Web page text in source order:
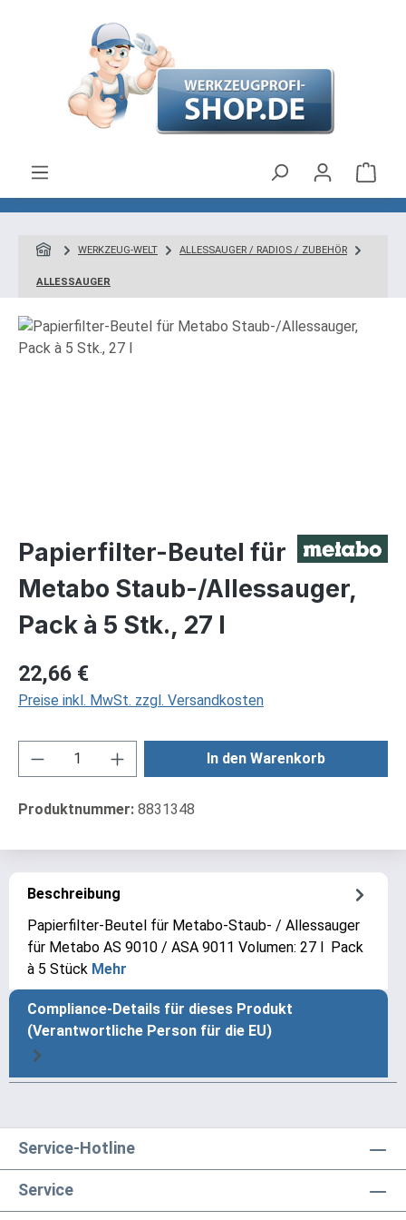
Zum Hauptinhalt springen
WERKZEUG-WELT ALLESSAUGER / RADIOS / ZUBEHÖR
ALLESSAUGER
Bildergalerie überspringen
Papierfilter-Beutel für
Metabo Staub-/Allessauger,
Pack à 5 Stk., 27 l
Regulärer Preis:
22,66 €
Preise inkl. MwSt. zzgl. Versandkosten
Produkt Anzahl: Gib den gewünschten
In den Warenkorb
Produktnummer: 8831348
Beschreibung
Papierfilter-Beutel für Metabo-Staub- / Allessauger
für Metabo AS 9010 / ASA 9011 Volumen: 27 l Pack
à 5 Stück Mehr
Compliance-Details für dieses Produkt
(Verantwortliche Person für die EU)
Service-Hotline
Service